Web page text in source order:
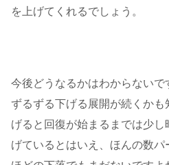
を上げてくれるでしょう。
今後どうなるかはわからない
ずるずる下げる展開が続くか
げると回復が始まるまでは少
げているとはいえ、ほんの数パ